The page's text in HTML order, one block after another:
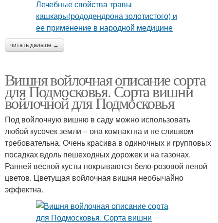
читать дальше →
Вишня войлочная описание сорта
для Подмосковья. Сорта вишни
войлочной для Подмосковья
Под войлочную вишню в саду можно использовать
любой кусочек земли – она компактна и не слишком
требовательна. Очень красива в одиночных и групповых
посадках вдоль пешеходных дорожек и на газонах.
Ранней весной кусты покрываются бело-розовой пеной
цветов. Цветущая войлочная вишня необычайно
эффектна.